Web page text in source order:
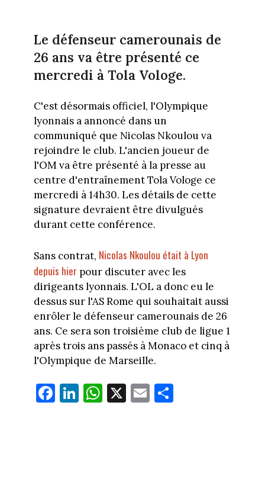
Le défenseur camerounais de
26 ans va être présenté ce
mercredi à Tola Vologe.
C'est désormais officiel, l'Olympique
lyonnais a annoncé dans un
communiqué que Nicolas Nkoulou va
rejoindre le club. L'ancien joueur de
l'OM va être présenté à la presse au
centre d'entraînement Tola Vologe ce
mercredi à 14h30. Les détails de cette
signature devraient être divulgués
durant cette conférence.
Sans contrat, Nicolas Nkoulou était à Lyon
depuis hier pour discuter avec les
dirigeants lyonnais. L'OL a donc eu le
dessus sur l'AS Rome qui souhaitait aussi
enrôler le défenseur camerounais de 26
ans. Ce sera son troisième club de ligue 1
après trois ans passés à Monaco et cinq à
l'Olympique de Marseille.
Fa
ce
Li
nk
W
ha
X E
m
Pa
rt